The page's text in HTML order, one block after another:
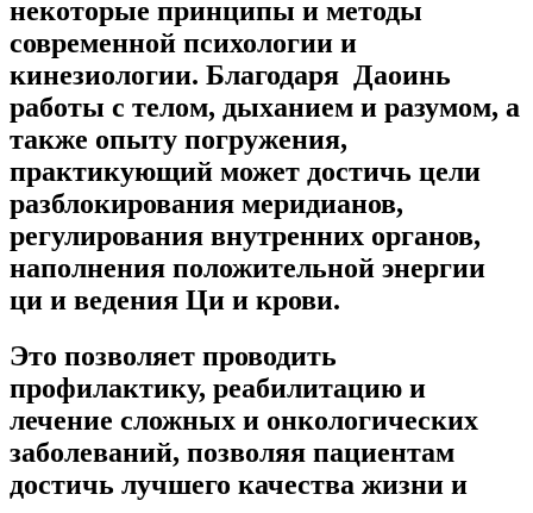
некоторые принципы и методы
современной психологии и
кинезиологии. Благодаря Даоинь
работы с телом, дыханием и разумом, а
также опыту погружения,
практикующий может достичь цели
разблокирования меридианов,
регулирования внутренних органов,
наполнения положительной энергии
ци и ведения Ци и крови.
Это позволяет проводить
профилактику, реабилитацию и
лечение сложных и онкологических
заболеваний, позволяя пациентам
достичь лучшего качества жизни и